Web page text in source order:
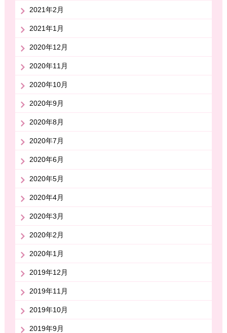
2021年2月
2021年1月
2020年12月
2020年11月
2020年10月
2020年9月
2020年8月
2020年7月
2020年6月
2020年5月
2020年4月
2020年3月
2020年2月
2020年1月
2019年12月
2019年11月
2019年10月
2019年9月